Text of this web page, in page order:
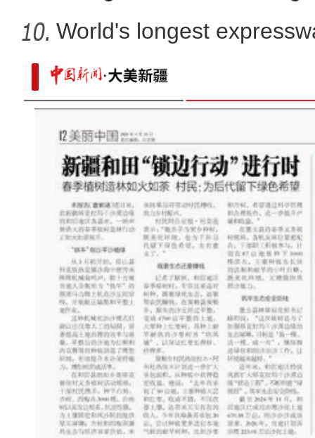
新疆在京举办驻华使节交流会 中
World's longest
Ti